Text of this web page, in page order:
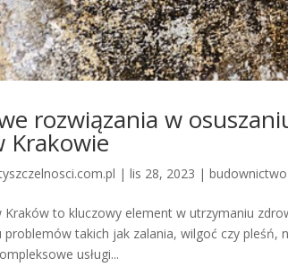
rozwiązania w
Krakowie
|lis 28, 2023 |budownictwo
Kraków to kluczowy element w utrzymaniu
problemów takich jak zalania, wilgoć czy pleśń,
usługi...